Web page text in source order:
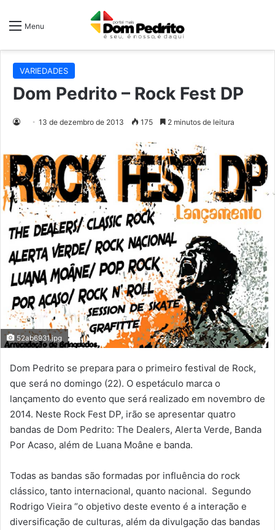
Menu
VARIEDADES
Dom Pedrito – Rock Fest DP
13 de dezembro de 2013 175 2 minutos de leitura
52ab6931.jpg
Dom Pedrito se prepara para o primeiro festival de Rock,
que será no domingo (22). O espetáculo marca o
lançamento do evento que será realizado em novembro de
2014. Neste Rock Fest DP, irão se apresentar quatro
bandas de Dom Pedrito: The Dealers, Alerta Verde, Banda
Por Acaso, além de Luana Moâne e banda.
Todas as bandas são formadas por influência do rock
clássico, tanto internacional, quanto nacional. Segundo
Rodrigo Vieira “o objetivo deste evento é a interação e
diversificação de culturas, além da divulgação das bandas